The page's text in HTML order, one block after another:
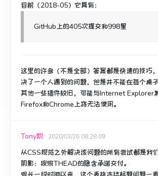
目前（2018-05）它具有：
GitHub上的405次提交和998星
这里的许多（不是全部）答案都是快速的技巧
决了一个人遇到的问题，但是并不能在每个桌
其他一些插件较旧，可能与Internet Explorer
Firefox和Chrome上将无法使用。
Tony凯 2020/03/26 08:28:09
从CSS规范之外解决该问题的所有尝试都是我
阴影：按照THEAD的隐含承诺交付。